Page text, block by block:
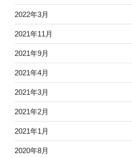
2022年3月
2021年11月
2021年9月
2021年4月
2021年3月
2021年2月
2021年1月
2020年8月